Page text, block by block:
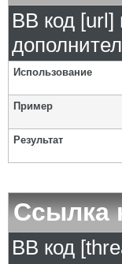
BB код
Использование
Пример
Результат
Ссылка
BB код